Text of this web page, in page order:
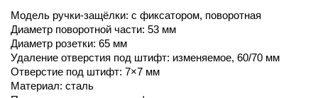
Модель ручки-защёлки: с фиксатором, поворотная
Диаметр поворотной части: 53 мм
Диаметр розетки: 65 мм
Удаление отверстия под штифт: изменяемое, 60/70 мм
Отверстие под штифт: 7×7 мм
Материал: сталь